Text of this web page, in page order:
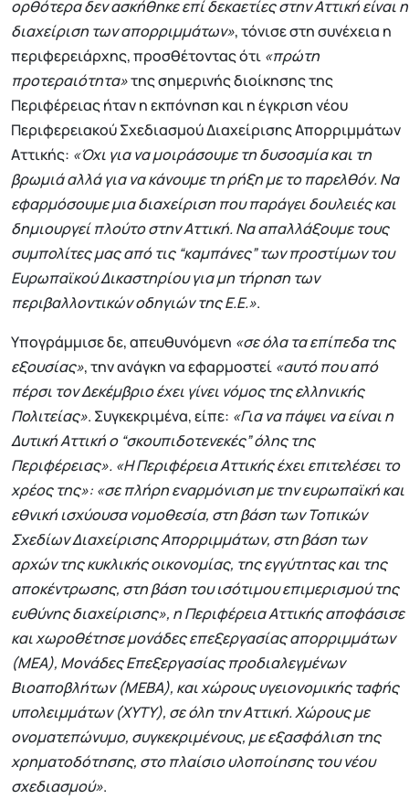
ορθότερα δεν ασκήθηκε επί δεκαετίες στην Αττική είναι η
διαχείριση των απορριμμάτων», τόνισε στη συνέχεια η
περιφερειάρχης, προσθέτοντας ότι «πρώτη
προτεραιότητα»της σημερινής διοίκησης της
Περιφέρειας ήταν η εκπόνηση και η έγκριση νέου
Περιφερειακού Σχεδιασμού Διαχείρισης Απορριμμάτων
Αττικής: «Όχι για να μοιράσουμε τη δυσοσμία και τη
βρωμιά αλλά για να κάνουμε τη ρήξη με το παρελθόν. Να
εφαρμόσουμε μια διαχείριση που παράγει δουλειές και
δημιουργεί πλούτο στην Αττική. Να απαλλάξουμε τους
συμπολίτες μας από τις “καμπάνες” των προστίμων του
Ευρωπαϊκού Δικαστηρίου για μη τήρηση των
περιβαλλοντικών οδηγιών της Ε.Ε.».
Υπογράμμισε δε, απευθυνόμενη «σε όλα τα επίπεδα της
εξουσίας», την ανάγκη να εφαρμοστεί «αυτό που από
πέρσι τον Δεκέμβριο έχει γίνει νόμος της ελληνικής
Πολιτείας». Συγκεκριμένα, είπε: «Για να πάψει να είναι η
Δυτική Αττική ο “σκουπιδοτενεκές” όλης της
Περιφέρειας». «Η Περιφέρεια Αττικής έχει επιτελέσει το
χρέος της»: «σε πλήρη εναρμόνιση με την ευρωπαϊκή και
εθνική ισχύουσα νομοθεσία, στη βάση των Τοπικών
Σχεδίων Διαχείρισης Απορριμμάτων, στη βάση των
αρχών της κυκλικής οικονομίας, της εγγύτητας και της
αποκέντρωσης, στη βάση του ισότιμου επιμερισμού της
ευθύνης διαχείρισης», η Περιφέρεια Αττικής αποφάσισε
και χωροθέτησε μονάδες επεξεργασίας απορριμμάτων
(ΜΕΑ), Μονάδες Επεξεργασίας προδιαλεγμένων
Βιοαποβλήτων (ΜΕΒΑ), και χώρους υγειονομικής ταφής
υπολειμμάτων (ΧΥΤΥ), σε όλη την Αττική. Χώρους με
ονοματεπώνυμο, συγκεκριμένους, με εξασφάλιση της
χρηματοδότησης, στο πλαίσιο υλοποίησης του νέου
σχεδιασμού».